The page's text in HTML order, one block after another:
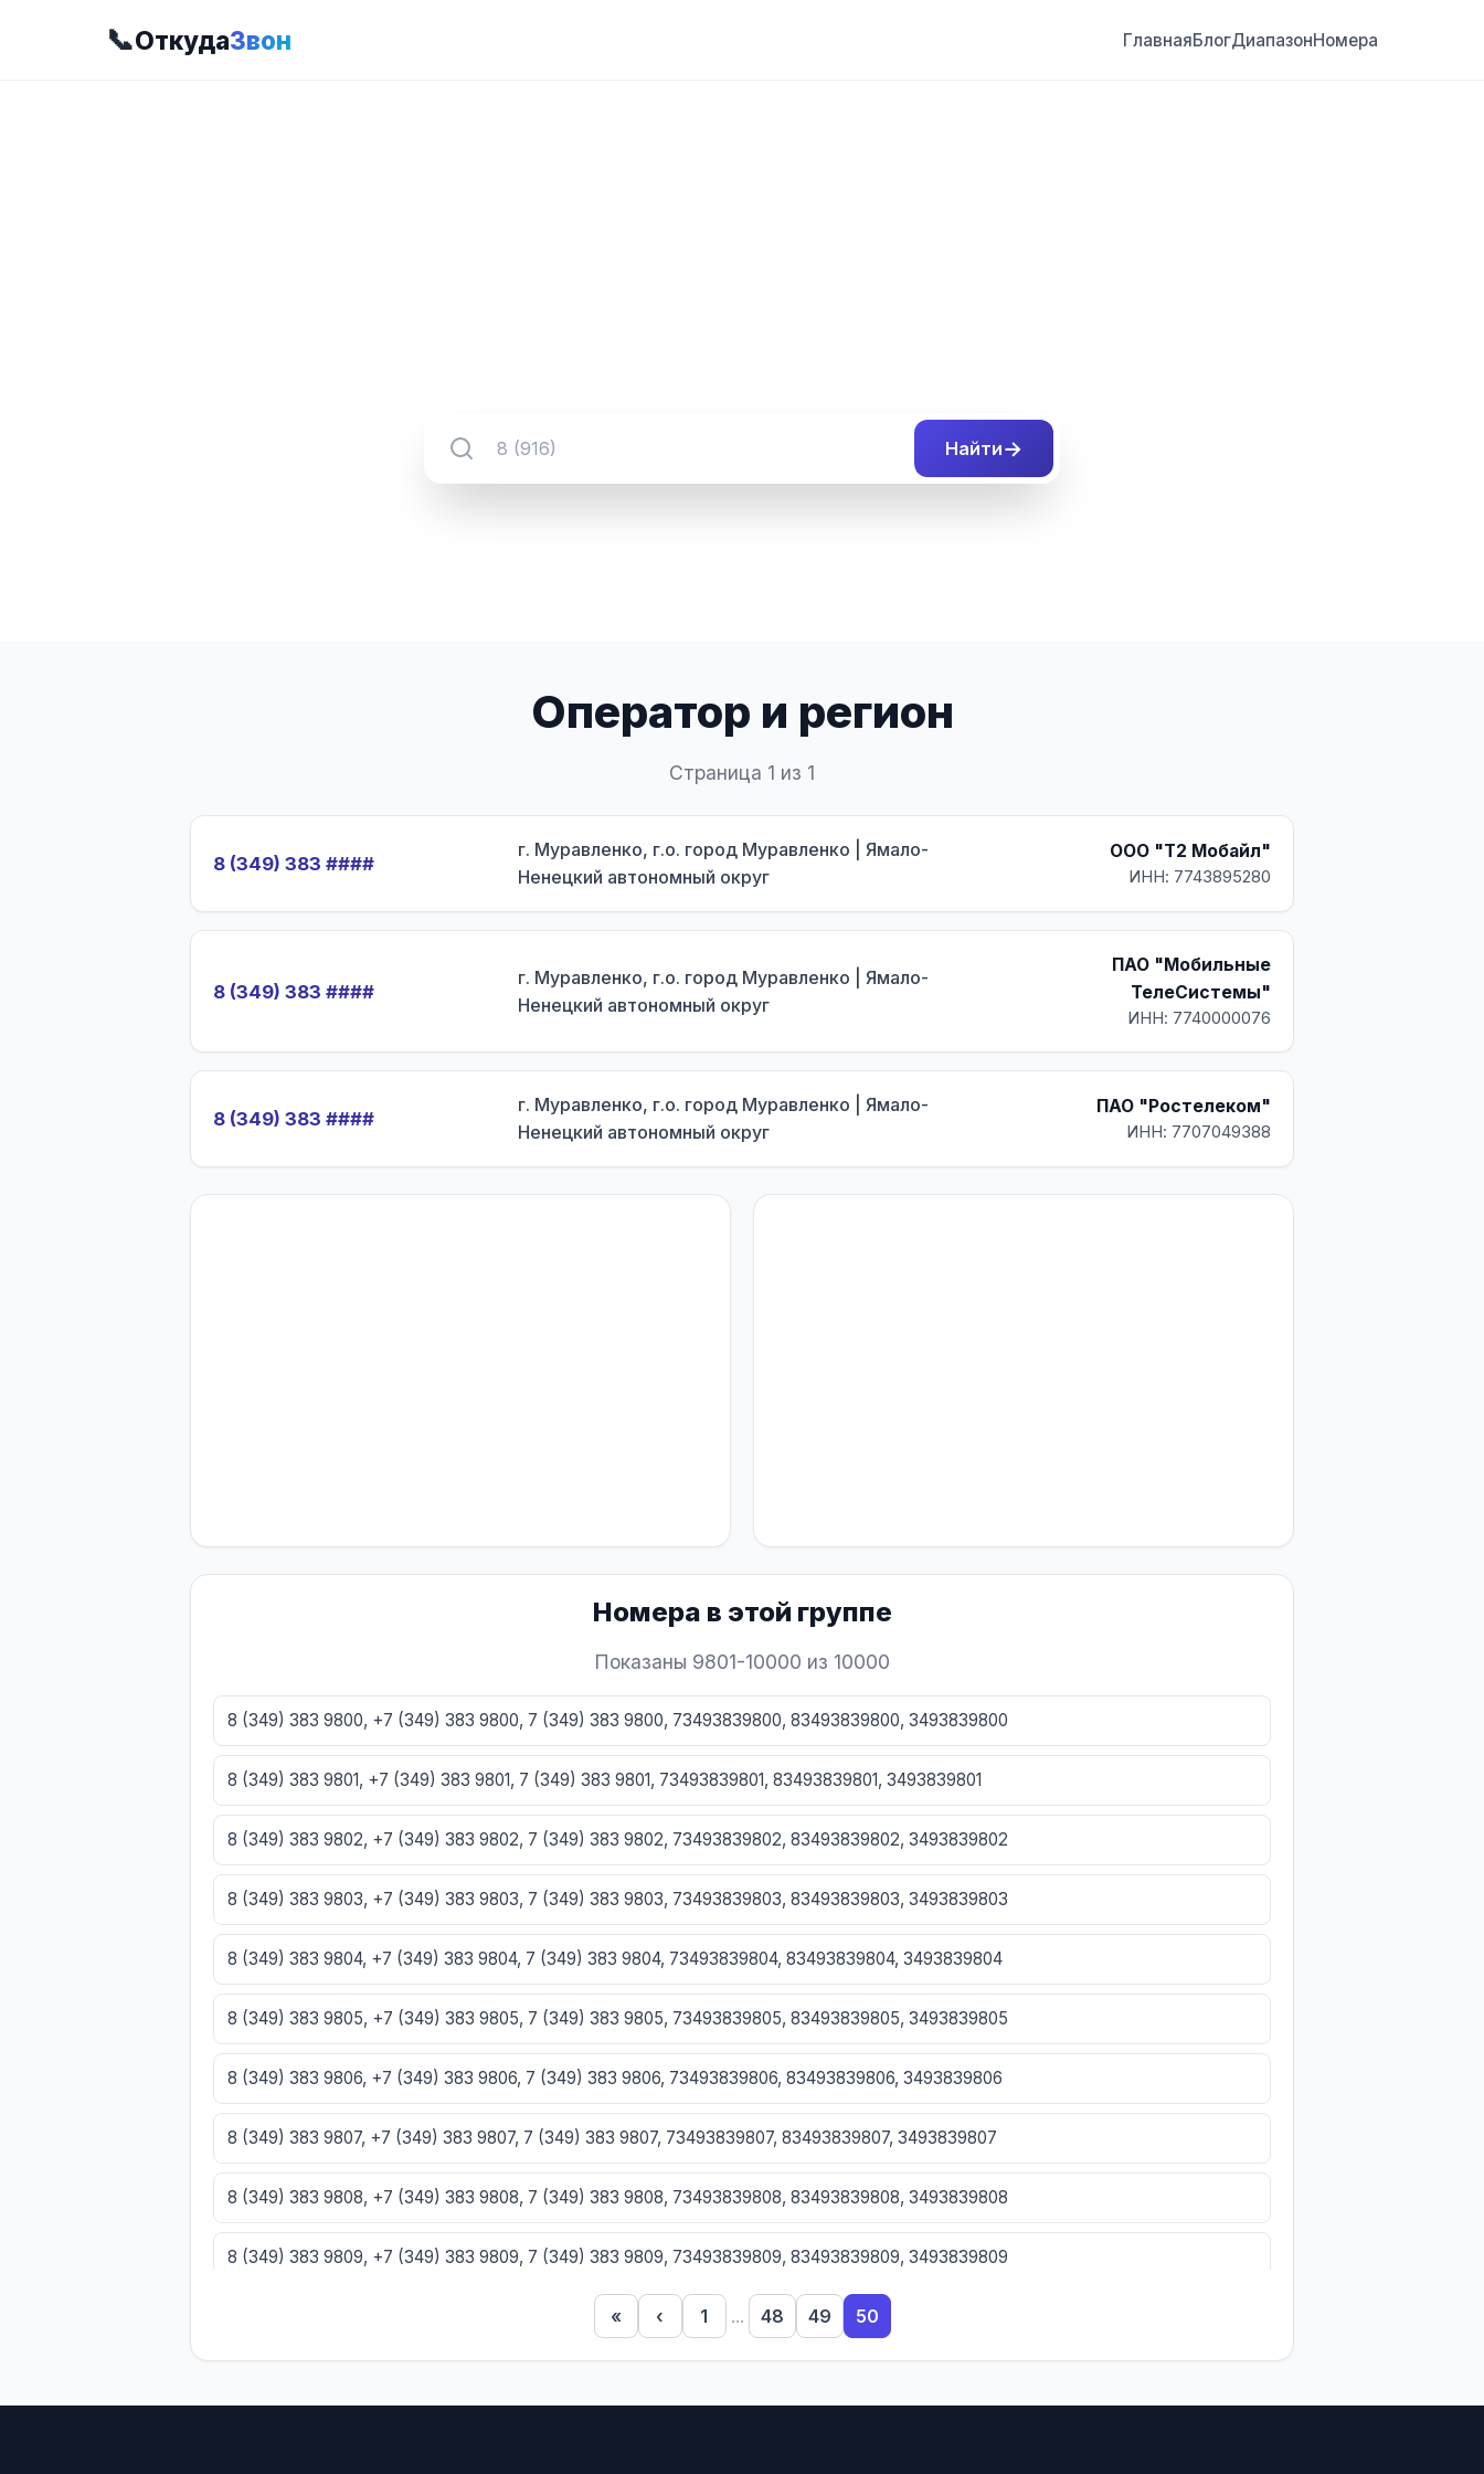
📞ОткудаЗвон ГлавнаяБлогДиапазонНомера
Найти→
Оператор и регион
Страница 1 из 1
8 (349) 383 ####
г. Муравленко, г.о. город Муравленко | Ямало-
Ненецкий автономный округ
ООО "Т2 Мобайл"
ИНН: 7743895280
8 (349) 383 ####
г. Муравленко, г.о. город Муравленко | Ямало-
Ненецкий автономный округ
ПАО "Мобильные
ТелеСистемы"
ИНН: 7740000076
8 (349) 383 ####
г. Муравленко, г.о. город Муравленко | Ямало-
Ненецкий автономный округ
ПАО "Ростелеком"
ИНН: 7707049388
Номера в этой группе
Показаны 9801-10000 из 10000
8 (349) 383 9800, +7 (349) 383 9800, 7 (349) 383 9800, 73493839800, 83493839800, 3493839800
8 (349) 383 9801, +7 (349) 383 9801, 7 (349) 383 9801, 73493839801, 83493839801, 3493839801
8 (349) 383 9802, +7 (349) 383 9802, 7 (349) 383 9802, 73493839802, 83493839802, 3493839802
8 (349) 383 9803, +7 (349) 383 9803, 7 (349) 383 9803, 73493839803, 83493839803, 3493839803
8 (349) 383 9804, +7 (349) 383 9804, 7 (349) 383 9804, 73493839804, 83493839804, 3493839804
8 (349) 383 9805, +7 (349) 383 9805, 7 (349) 383 9805, 73493839805, 83493839805, 3493839805
8 (349) 383 9806, +7 (349) 383 9806, 7 (349) 383 9806, 73493839806, 83493839806, 3493839806
8 (349) 383 9807, +7 (349) 383 9807, 7 (349) 383 9807, 73493839807, 83493839807, 3493839807
8 (349) 383 9808, +7 (349) 383 9808, 7 (349) 383 9808, 73493839808, 83493839808, 3493839808
8 (349) 383 9809, +7 (349) 383 9809, 7 (349) 383 9809, 73493839809, 83493839809, 3493839809
8 (349) 383 9810, +7 (349) 383 9810, 7 (349) 383 9810, 73493839810, 83493839810, 3493839810
« ‹ 1 ... 48 49 50